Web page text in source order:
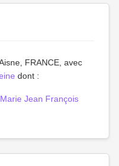
FRANCE, avec
dont :
Jean François